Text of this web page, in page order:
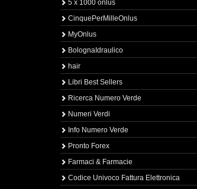
5 x 1000 onlus
CinquePerMilleOnlus
MyOnlus
BolognaIdraulico
hair
Libri Best Sellers
Ricerca Numero Verde
Numeri Verdi
Info Numero Verde
Pronto Forex
Farmaci & Farmacie
Codice Univoco Fattura Elettronica